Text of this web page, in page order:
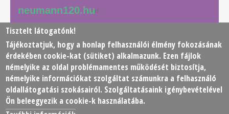
neumann120.hu
© 2026 Neumann János Számítógéptudományi Társaság
(NJSZT)
Footer
menu
Adatkezelési tájékoztató Impresszum Kapcsolat
Tisztelt látogatónk!
Tájékoztatjuk, hogy a honlap felhasználói élmény fokozásának
érdekében cookie-kat (sütiket) alkalmazunk. Ezen fájlok
némelyike az oldal problémamentes működését biztosítja,
némelyike információkat szolgáltat számunkra a felhasználó
oldallátogatási szokásairól. Szolgáltatásaink igénybevételével
Ön beleegyezik a cookie-k használatába.